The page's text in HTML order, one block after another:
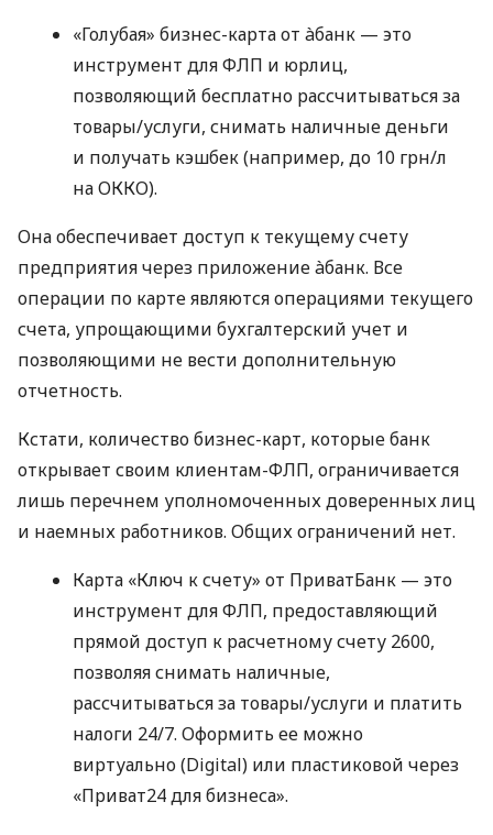
«Голубая» бизнес-карта от àбанк — это
инструмент для ФЛП и юрлиц,
позволяющий бесплатно рассчитываться за
товары/услуги, снимать наличные деньги
и получать кэшбек (например, до 10 грн/л
на ОККО).
Она обеспечивает доступ к текущему счету
предприятия через приложение àбанк. Все
операции по карте являются операциями текущего
счета, упрощающими бухгалтерский учет и
позволяющими не вести дополнительную
отчетность.
Кстати, количество бизнес-карт, которые банк
открывает своим клиентам-ФЛП, ограничивается
лишь перечнем уполномоченных доверенных лиц
и наемных работников. Общих ограничений нет.
Карта «Ключ к счету» от ПриватБанк — это
инструмент для ФЛП, предоставляющий
прямой доступ к расчетному счету 2600,
позволяя снимать наличные,
рассчитываться за товары/услуги и платить
налоги 24/7. Оформить ее можно
виртуально (Digital) или пластиковой через
«Приват24 для бизнеса».